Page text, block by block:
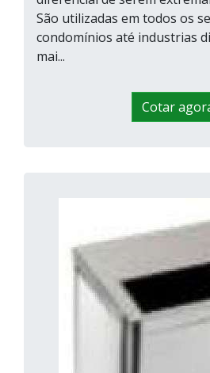
São utilizadas em todos os
condomínios até industrias
mai...
Cotar